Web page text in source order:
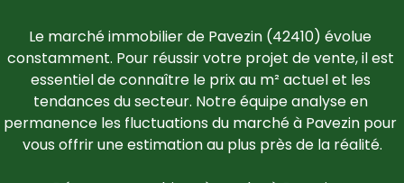
Le marché immobilier de Pavezin (42410) évolue
constamment. Pour réussir votre projet de vente, il est
essentiel de connaître le prix au m² actuel et les
tendances du secteur. Notre équipe analyse en
permanence les fluctuations du marché à Pavezin pour
vous offrir une estimation au plus près de la réalité.